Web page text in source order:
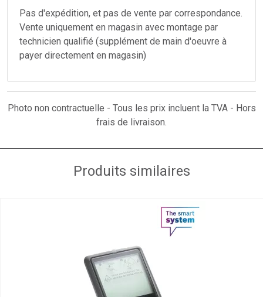
Pas d'expédition, et pas de vente par correspondance.
Vente uniquement en magasin avec montage par
technicien qualifié (supplément de main d'oeuvre à
payer directement en magasin)
Photo non contractuelle - Tous les prix incluent la TVA - Hors
frais de livraison.
Produits similaires